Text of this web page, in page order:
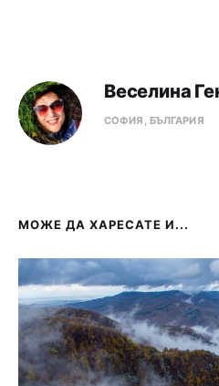
Веселина
СОФИЯ, БЪЛГАРИЯ
МОЖЕ ДА ХАРЕСАТЕ И...